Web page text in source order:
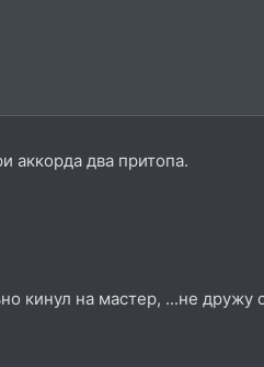
аккорда два притопа.
кинул на мастер, ...не дружу